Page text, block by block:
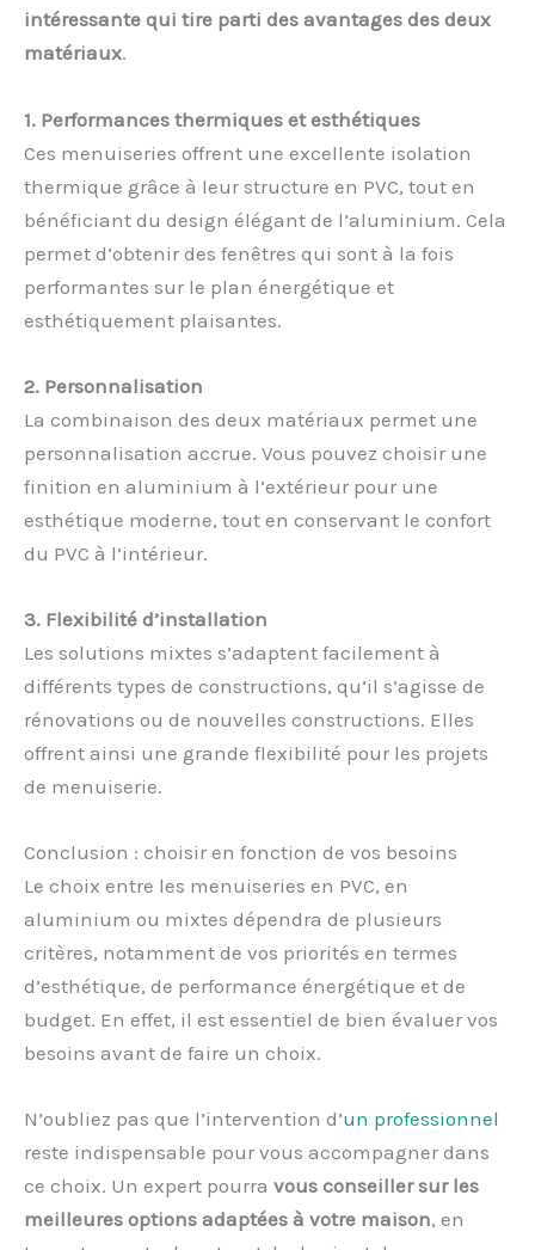
intéressante qui tire parti des avantages des deux
matériaux.
1. Performances thermiques et esthétiques
Ces menuiseries offrent une excellente isolation
thermique grâce à leur structure en PVC, tout en
bénéficiant du design élégant de l’aluminium. Cela
permet d’obtenir des fenêtres qui sont à la fois
performantes sur le plan énergétique et
esthétiquement plaisantes.
2. Personnalisation
La combinaison des deux matériaux permet une
personnalisation accrue. Vous pouvez choisir une
finition en aluminium à l’extérieur pour une
esthétique moderne, tout en conservant le confort
du PVC à l’intérieur.
3. Flexibilité d’installation
Les solutions mixtes s’adaptent facilement à
différents types de constructions, qu’il s’agisse de
rénovations ou de nouvelles constructions. Elles
offrent ainsi une grande flexibilité pour les projets
de menuiserie.
Conclusion : choisir en fonction de vos besoins
Le choix entre les menuiseries en PVC, en
aluminium ou mixtes dépendra de plusieurs
critères, notamment de vos priorités en termes
d’esthétique, de performance énergétique et de
budget. En effet, il est essentiel de bien évaluer vos
besoins avant de faire un choix.
N’oubliez pas que l’intervention d’un professionnel
reste indispensable pour vous accompagner dans
ce choix. Un expert pourra vous conseiller sur les
meilleures options adaptées à votre maison, en